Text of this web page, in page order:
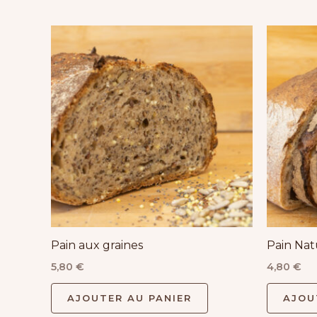
Pain aux graines
5,80 €
AJOUTER AU PANIER
Pain
4,80 €